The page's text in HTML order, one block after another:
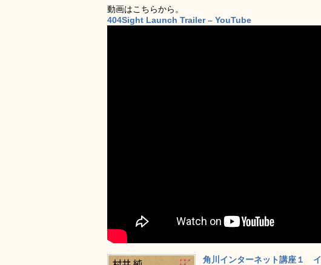
動画はこちらから。
404Sight Launch Trailer – YouTube
角川インターネット講座１